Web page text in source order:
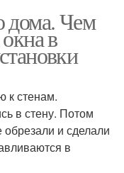
дома. Чем
в
к стенам.
в стену. Потом
и сделали
в